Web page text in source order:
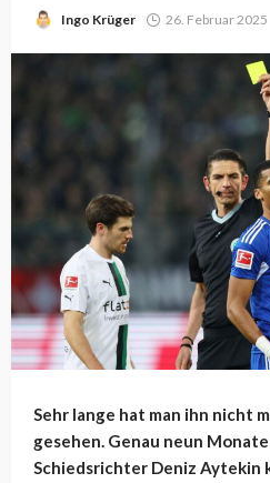
Ingo Krüger 26. Februar 2025
Sehr lange hat man ihn nicht
gesehen. Genau neun
Schiedsrichter Deniz Aytekin